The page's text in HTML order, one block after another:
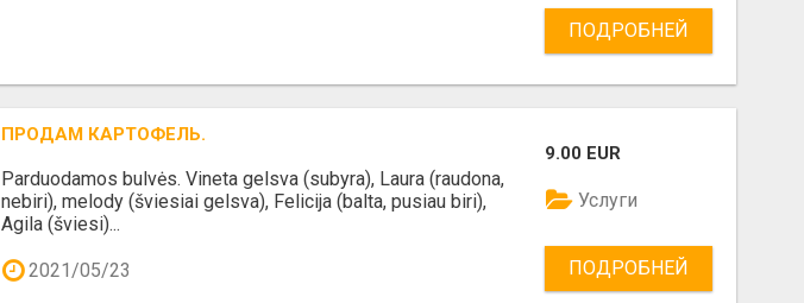
ПОДРОБНЕЙ
ПРОДАМ КАРТОФЕЛЬ.
Parduodamos bulvės. Vineta gelsva (subyra), Laura (raudona,
nebiri), melody (šviesiai gelsva), Felicija (balta, pusiau biri),
Agila (šviesi)...
2021/05/23
9.00 EUR
Услуги
ПОДРОБНЕЙ